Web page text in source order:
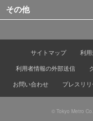
その他
サイトマップ 利
利用者情報の外部送信
お問い合わせ
プレスリ
© Tokyo Metro